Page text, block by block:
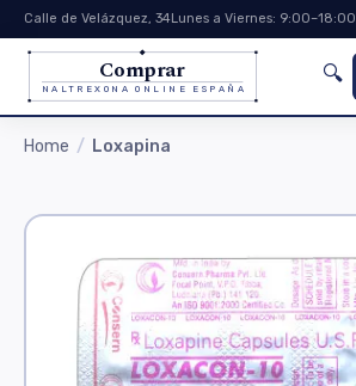
Calle de Velázquez, 34Lunes a Viernes: 9:00–18:00
Comprar
NALTREXONA ONLINE ESPAÑA
🔍
Home Loxapina